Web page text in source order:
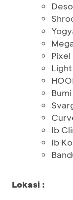
Pixel
Ib
Ib
Lokasi :